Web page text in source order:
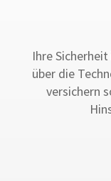
Ihre
über die
versichern